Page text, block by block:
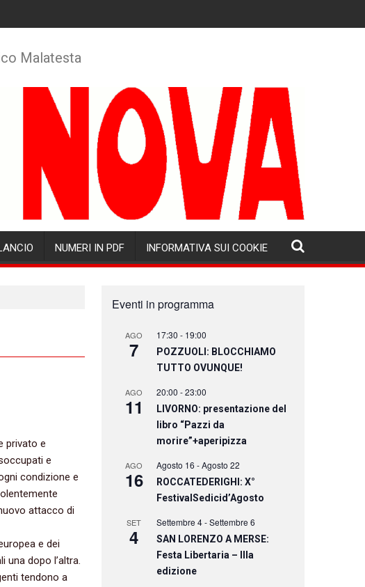
Malatesta
NUMERI IN PDF INFORMATIVA SUI COOKIE
privato e
e
condizione e
attacco di
e dei
dopo l’altra.‭
tendono a
Eventi in programma
AGO
7
17:30 - 19:00
POZZUOLI: BLOCCHIAMO
TUTTO OVUNQUE!
AGO
11
20:00 -23:00
LIVORNO: presentazione del
libro “Pazzi da
morire”+aperipizza
AGO
16
Agosto 16 -Agosto 22
ROCCATEDERIGHI: X°
FestivalSedicid’Agosto
SET
4
Settembre 4-Settembre 6
SAN LORENZO A MERSE:
Festa Libertaria – IIIa
edizione